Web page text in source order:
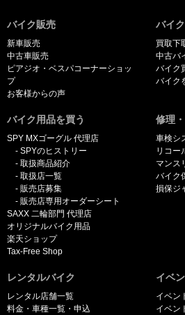
バイク販売
新車販売
中古車販売
ピアジオ・ベスパコーナーショッ
プ
お客様からの声
バイ
買取下
中古バ
バイク
バイク
バイク用品を買う
SPY MXゴーグル 代理店
SPYのヒストリー
取扱商品紹介
取扱店一覧
販売店募集
販売店専用オーダーシート
SAXX 二輪部門 代理店
オリジナルバイク用品
楽天ショップ
Tax-Free Shop
修理
車検シ
リコー
マンス
バイク
損保ジ
レンタルバイク
レンタル店舗一覧
料金・車種一覧・申込
イベ
イベン
イベン